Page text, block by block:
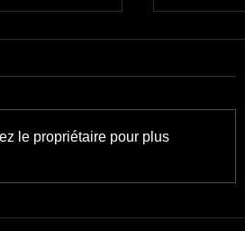
Crime on board
le propriétaire pour plus